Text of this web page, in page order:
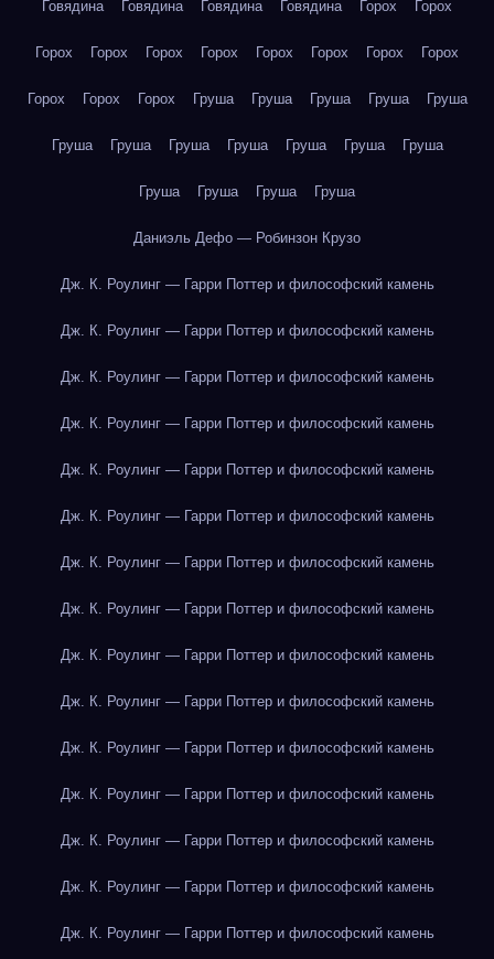
Говядина Говядина Говядина Говядина Горох Горох
Горох Горох Горох Горох Горох Горох Горох Горох
Горох Горох Горох Груша Груша Груша Груша Груша
Груша Груша Груша Груша Груша Груша Груша
Груша Груша Груша Груша
Даниэль Дефо — Робинзон Крузо
Дж. К. Роулинг — Гарри Поттер и философский камень
Дж. К. Роулинг — Гарри Поттер и философский камень
Дж. К. Роулинг — Гарри Поттер и философский камень
Дж. К. Роулинг — Гарри Поттер и философский камень
Дж. К. Роулинг — Гарри Поттер и философский камень
Дж. К. Роулинг — Гарри Поттер и философский камень
Дж. К. Роулинг — Гарри Поттер и философский камень
Дж. К. Роулинг — Гарри Поттер и философский камень
Дж. К. Роулинг — Гарри Поттер и философский камень
Дж. К. Роулинг — Гарри Поттер и философский камень
Дж. К. Роулинг — Гарри Поттер и философский камень
Дж. К. Роулинг — Гарри Поттер и философский камень
Дж. К. Роулинг — Гарри Поттер и философский камень
Дж. К. Роулинг — Гарри Поттер и философский камень
Дж. К. Роулинг — Гарри Поттер и философский камень